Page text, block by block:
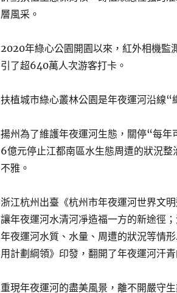
層風采。
2020年綠心公園開園以來，紅外相機監
引了超640萬人次游客打卡。
扶植城市綠心叢林公園是年夜運河沿線“
揚州為了維護年夜運河生態，關停“每
6億元停止江都南區水生態周遭的狀況
不雅。
浙江杭州出臺《杭州市年夜運河世界文
讓年夜運河水清河凈造福一方的新途徑
年夜運河水質、水量、周遭的狀況等情
用計劃綱領》印發，翻開了年夜運河汗青
重現年夜運河的盡美風景，離不開嚴守